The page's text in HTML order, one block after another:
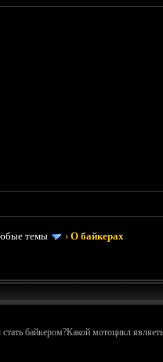
темы ›О байкерах
байкером?Какой мотоцикл